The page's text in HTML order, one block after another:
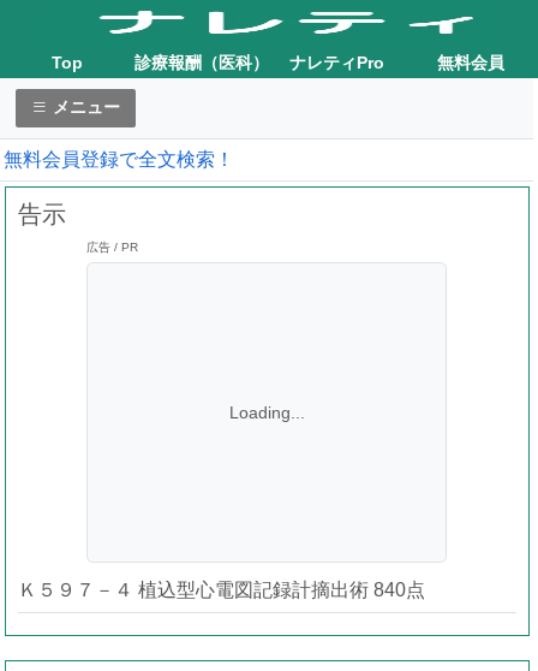
Top 診療報酬（医科） ナレティPro 無料会員
メニュー
無料会員登録で全文検索！
告示
広告 / PR
Loading...
Ｋ５９７－４ 植込型心電図記録計摘出術 840点